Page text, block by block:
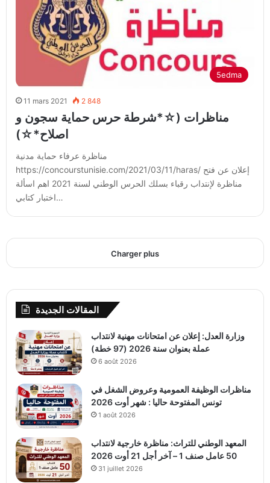
5edma
11 mars 2021 2 848
مناظرات (☆*شرطة حرس حماية سجون و
اصلاح*☆)
مناظرة عرفاء حماية مدنية
https://concourstunisie.com/2021/03/11/haras/ إعلان عن فتح
مناظرة لإنتداب رقباء بسلك الحرس الوطني لسنة 2021 اهم اسألة
اختبار كتابي…
Charger plus
المقالات الجديدة
وزارة العدل: إعلان عن امتحانات مهنية لانتداب
عملة بعنوان سنة 2026 (97 خطة)
6 août 2026
مناظرات الوظيفة العمومية وعروض الشغل في
تونس المفتوحة حاليا : شهر أوت 2026
1 août 2026
المعهد الوطني للتراث: مناظرة خارجية لانتداب
50 عامل صنف 1 – آخر أجل 21 أوت 2026
31 juillet 2026